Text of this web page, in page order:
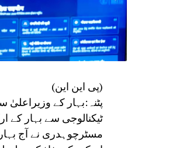
(پی این این)
پٹنہ:بہار کے
ٹیکنالوجی سے بہار کے
مسٹرچوہدری نے آج